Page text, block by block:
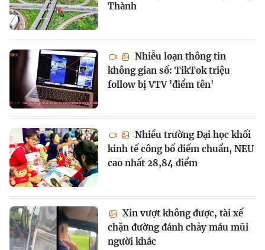
Thành
Nhiễu loạn thông tin
không gian số: TikTok triệu
follow bị VTV 'điểm tên'
Nhiều trường Đại học khối
kinh tế công bố điểm chuẩn, NEU
cao nhất 28,84 điểm
Xin vượt không được, tài xế
chặn đường đánh chảy máu mũi
người khác